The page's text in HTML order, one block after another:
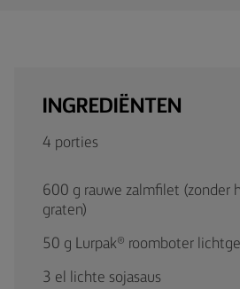
INGREDIËNTEN
4 porties
600 g rauwe zalmfilet (zonder
graten)
50 g Lurpak® roomboter
3 el lichte sojasaus